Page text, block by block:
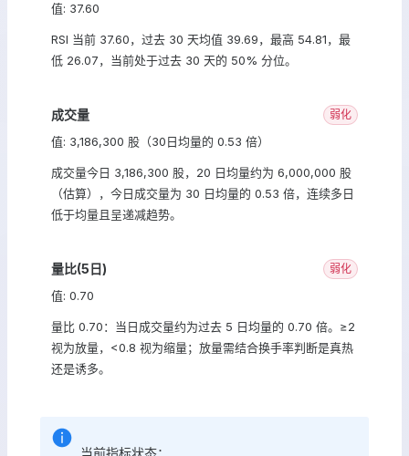
值: 37.60
RSI 当前 37.60，过去 30 天均值 39.69，最高 54.81，最
低 26.07，当前处于过去 30 天的 50% 分位。
成交量 弱化
值: 3,186,300 股（30日均量的 0.53 倍）
成交量今日 3,186,300 股，20 日均量约为 6,000,000 股
（估算），今日成交量为 30 日均量的 0.53 倍，连续多日
低于均量且呈递减趋势。
量比(5日) 弱化
值: 0.70
量比 0.70：当日成交量约为过去 5 日均量的 0.70 倍。≥2
视为放量，<0.8 视为缩量；放量需结合换手率判断是真热
还是诱多。
当前指标状态：